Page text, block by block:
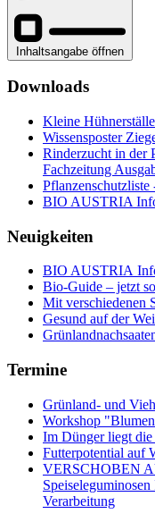
Inhaltsangabe öffnen
Downloads
Kleine
Wissensposter
Rinderzucht in der
Fachzeitung
BIO AUSTRIA
Neuigkeiten
BIO AUSTRIA
Bio-Guide – jetzt
Mit verschiedenen
Gesund auf der
Termine
Grünland- und
Workshop
Im Dünger liegt
Futterpotential auf
VERSCHOBEN
Verarbeitung